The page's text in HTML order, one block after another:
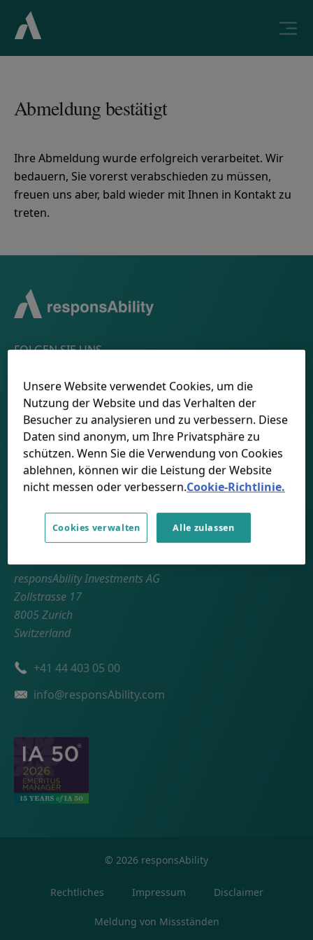
Abmeldung bestätigt
Ihre Abmeldung wurde erfolgreich verarbeitet. Wir
bedauern, Sie vorerst verabschieden zu müssen,
freuen uns aber, bald wieder mit Ihnen in Kontakt zu
treten.
FOLGEN SIE UNS
LinkedInYoutubeSpotifyApple
SCHWEIZ
Wählen Sie Ihr Land
Adresse
responsAbility Investments AG
Zollstrasse 17
8005 Zurich
Switzerland
Telefonnummer
+41 44 403 05 00
Emailinfo@responsAbility.com
© 2026 responsAbility
Rechtliches Impressum Disclaimer
Meldung von Missständen
Unsere Website verwendet Cookies, um die
Nutzung der Website und das Verhalten der
Besucher zu analysieren und zu verbessern. Diese
Daten sind anonym, um Ihre Privatsphäre zu
schützen. Wenn Sie die Verwendung von Cookies
ablehnen, können wir die Leistung der Website
nicht messen oder verbessern.Cookie-Richtlinie.
Alle zulassen
Cookies verwalten